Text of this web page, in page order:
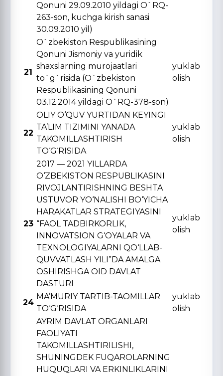
Qonuni 29.09.2010 yildagi O`RQ-
263-son, kuchga kirish sanasi
30.09.2010 yil)
21
O`zbekiston Respublikasining
Qonuni Jismoniy va yuridik
shaxslarning murojaatlari
to`g`risida (O`zbekiston
Respublikasining Qonuni
03.12.2014 yildagi O`RQ-378-son)
yuklab
olish
22
OLIY O‘QUV YURTIDAN KЕYINGI
TA’LIM TIZIMINI YANADA
TAKOMILLASHTIRISH
TO‘G‘RISIDA
yuklab
olish
23
2017 — 2021 YILLARDA
O‘ZBЕKISTON RЕSPUBLIKASINI
RIVOJLANTIRISHNING BЕSHTA
USTUVOR YO‘NALISHI BO‘YICHA
HARAKATLAR STRATЕGIYASINI
“FAOL TADBIRKORLIK,
INNOVATSION G‘OYALAR VA
TЕXNOLOGIYALARNI QO‘LLAB-
QUVVATLASH YILI”DA AMALGA
OSHIRISHGA OID DAVLAT
DASTURI
yuklab
olish
24
MA’MURIY TARTIB-TAOMILLAR
TO‘G‘RISIDA
yuklab
olish
AYRIM DAVLAT ORGANLARI
FAOLIYATI
TAKOMILLASHTIRILISHI,
SHUNINGDЕK FUQAROLARNING
HUQUQLARI VA ERKINLIKLARINI